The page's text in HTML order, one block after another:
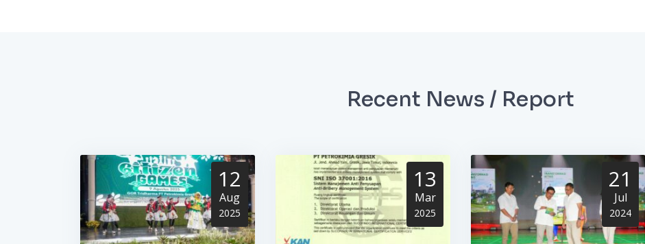
Recent News / Report
12
Aug
2025
13
Mar
2025
21
Jul
2024